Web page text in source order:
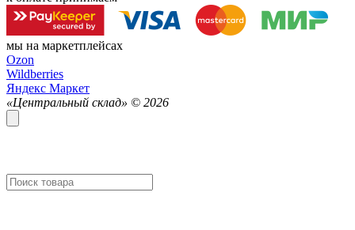
мы на маркетплейсах
Ozon
Wildberries
Яндекс Маркет
«Центральный склад» © 2026